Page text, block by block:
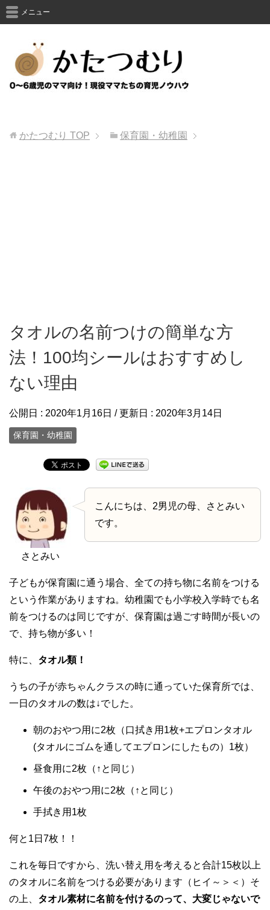
メニュー
かたつむり TOP 保育園・幼稚園
タオルの名前つけの簡単な方
法！100均シールはおすすめし
ない理由
公開日 : 2020年1月16日 / 更新日 : 2020年3月14日
保育園・幼稚園
さとみい
こんにちは、2男児の母、さとみい
です。
子どもが保育園に通う場合、全ての持ち物に名前をつける
という作業がありますね。幼稚園でも小学校入学時でも名
前をつけるのは同じですが、保育園は過ごす時間が長いの
で、持ち物が多い！
特に、 タオル類！
うちの子が赤ちゃんクラスの時に通っていた保育所では、
一日のタオルの数は↓でした。
朝のおやつ用に2枚（口拭き用1枚+エプロンタオル
(タオルにゴムを通してエプロンにしたもの）1枚）
昼食用に2枚（↑と同じ）
午後のおやつ用に2枚（↑と同じ）
手拭き用1枚
何と1日7枚！！
これを毎日ですから、洗い替え用を考えると合計15枚以上
のタオルに名前をつける必要があります（ヒイ～＞＜）そ
の上、 タオル素材に名前を付けるのって、大変じゃないで